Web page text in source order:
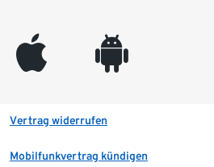
appleinc android
Vertrag widerrufen
Mobilfunkvertrag kündigen